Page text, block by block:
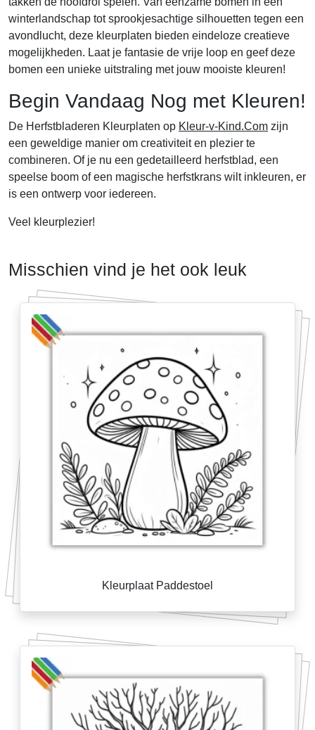
winterlandschap tot sprookjesachtige silhouetten tegen een
avondlucht, deze kleurplaten bieden eindeloze creatieve
mogelijkheden. Laat je fantasie de vrije loop en geef deze
bomen een unieke uitstraling met jouw mooiste kleuren!
Begin Vandaag Nog met Kleuren!
De Herfstbladeren Kleurplaten op Kleur-v-Kind.Com zijn
een geweldige manier om creativiteit en plezier te
combineren. Of je nu een gedetailleerd herfstblad, een
speelse boom of een magische herfstkrans wilt inkleuren, er
is een ontwerp voor iedereen.
Veel kleurplezier!
Misschien vind je het ook leuk
Kleurplaat Paddestoel